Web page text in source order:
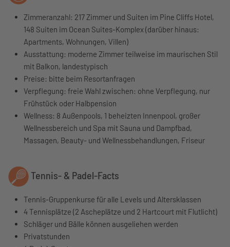
Zimmeranzahl: 217 Zimmer und Suiten im Pine Cliffs Hotel,
148 Suiten im Ocean Suites-Komplex (darüber hinaus:
Apartments, Wohnungen, Villen)
Ausstattung: moderne Zimmer teilweise im maurischen Stil
mit Balkon, landestypisch
Preise: bitte beim Resortanfragen
Verpflegung: freie Wahl zwischen: ohne Verpflegung, nur
Frühstück oder Halbpension
Wellness: 8 Außenpools, 1 beheizten Innenpool, großer
Wellnessbereich und Spa mit Sauna und Dampfbad,
Massagen, Beauty- und Wellnessbehandlungen, Friseur
Tennis- & Padel-Facts
Tennis-Gruppenkurse für alle Levels und Altersklassen
4 Tennisplätze (2 Ascheplätze und 2 Hartcourt mit Flutlicht)
Schläger und Bälle können ausgeliehen werden
Privatstunden